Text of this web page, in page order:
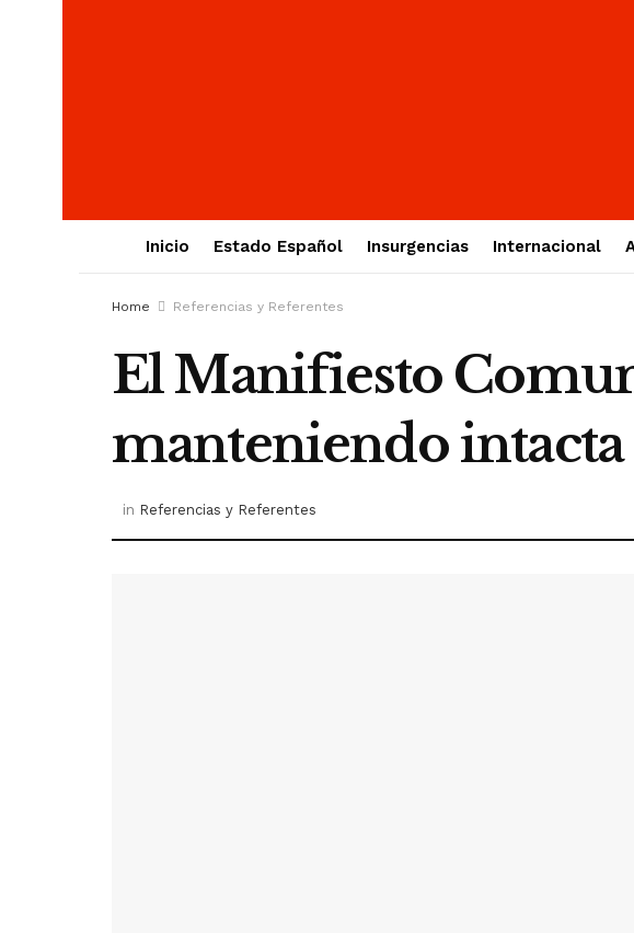
Inicio Estado Español Insurgencias Internacional
Home Referencias y Referentes
El Manifiesto
manteniendo intacta
in Referencias y Referentes